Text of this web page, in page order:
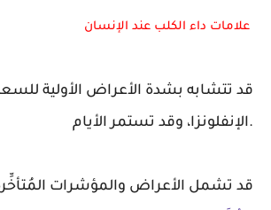
قد تتشابه بشدة الأعراض الأولية
الإنفلونزا، وقد تستمر الأيام.
قد تشمل الأعراض والمؤشرات